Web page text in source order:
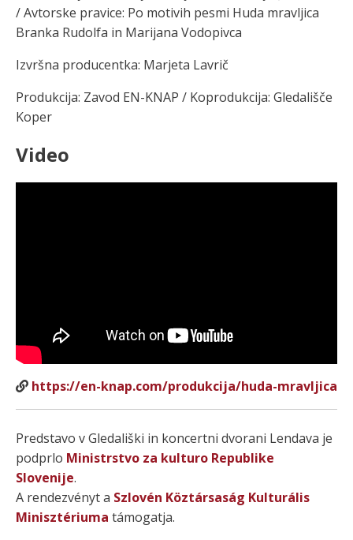
/ Avtorske pravice: Po motivih pesmi Huda mravljica
Branka Rudolfa in Marijana Vodopivca
Izvršna producentka: Marjeta Lavrič
Produkcija: Zavod EN-KNAP / Koprodukcija: Gledališče
Koper
Video
https://en-knap.com/produkcija/huda-mravljica
Predstavo v Gledališki in koncertni dvorani Lendava je
podprlo Ministrstvo za kulturo Republike
Slovenije.
A rendezvényt a Szlovén Köztársaság Kulturális
Minisztériuma támogatja.